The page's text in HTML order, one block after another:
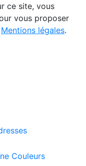
ce site, vous
vous proposer
Mentions légales.
Couleurs